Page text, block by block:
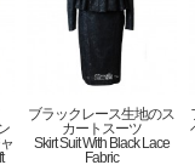
ブラックレース生地のス
カートスーツ
Skirt Suit With Black Lace
Fabric